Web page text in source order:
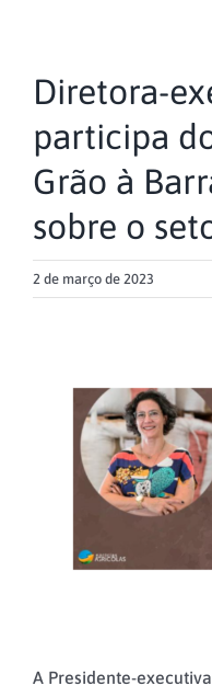
Diretora-
participa
Grão à
sobre o
2 de março de 2023
A Presidente-